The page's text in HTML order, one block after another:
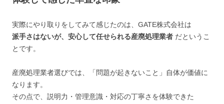
実際にやり取りをしてみて感じたのは、GATE株式会社は
派手さはないが、安心して任せられる産廃処理業者 だというこ
とです。
産廃処理業者選びでは、「問題が起きないこと」自体が価値に
なります。
その点で、説明力・管理意識・対応の丁寧さを体験できた